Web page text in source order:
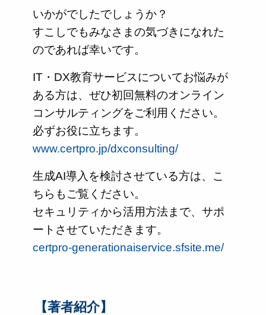
いかがでしたでしょうか？
すこしでもみなさまの気づきになれた
のであれば幸いです。
IT・DX教育サービスについてお悩みが
ある方は、ぜひ初回無料のオンライン
コンサルティングをご利用ください。
必ずお役に立ちます。
www.certpro.jp/dxconsulting/
生成AI導入を検討させている方は、こ
ちらもご覧ください。
セキュリティから活用方法まで、サポ
ートさせていただきます。
certpro-generationaiservice.sfsite.me/
【著者紹介】